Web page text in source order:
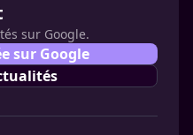
sur Google.
sur Google